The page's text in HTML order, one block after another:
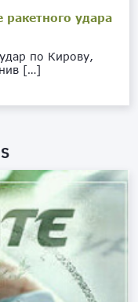
удара
по Кирову,
[…]